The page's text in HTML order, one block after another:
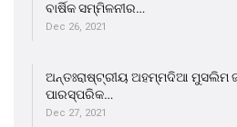
ବାର୍ଷିକ ସମ୍ମିଳନୀର…
Dec 26, 2021
ଅନ୍ତଃରାଷ୍ଟ୍ରୀୟ ଅହମ୍ମଦିଆ ମୁସଲିମ
ପାରସ୍ପରିକ…
Dec 27, 2021